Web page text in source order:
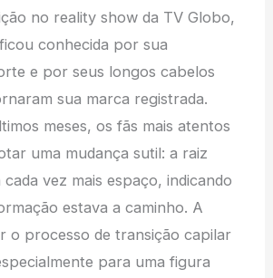
no reality show da TV Globo,
conhecida por sua
e por seus longos cabelos
sua marca registrada.
meses, os fãs mais atentos
uma mudança sutil: a raiz
vez mais espaço, indicando
estava a caminho. A
o processo de transição capilar
para uma figura